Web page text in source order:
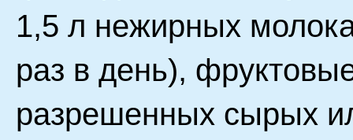
1,5 л нежирных
раз в день),
разрешенных сырых